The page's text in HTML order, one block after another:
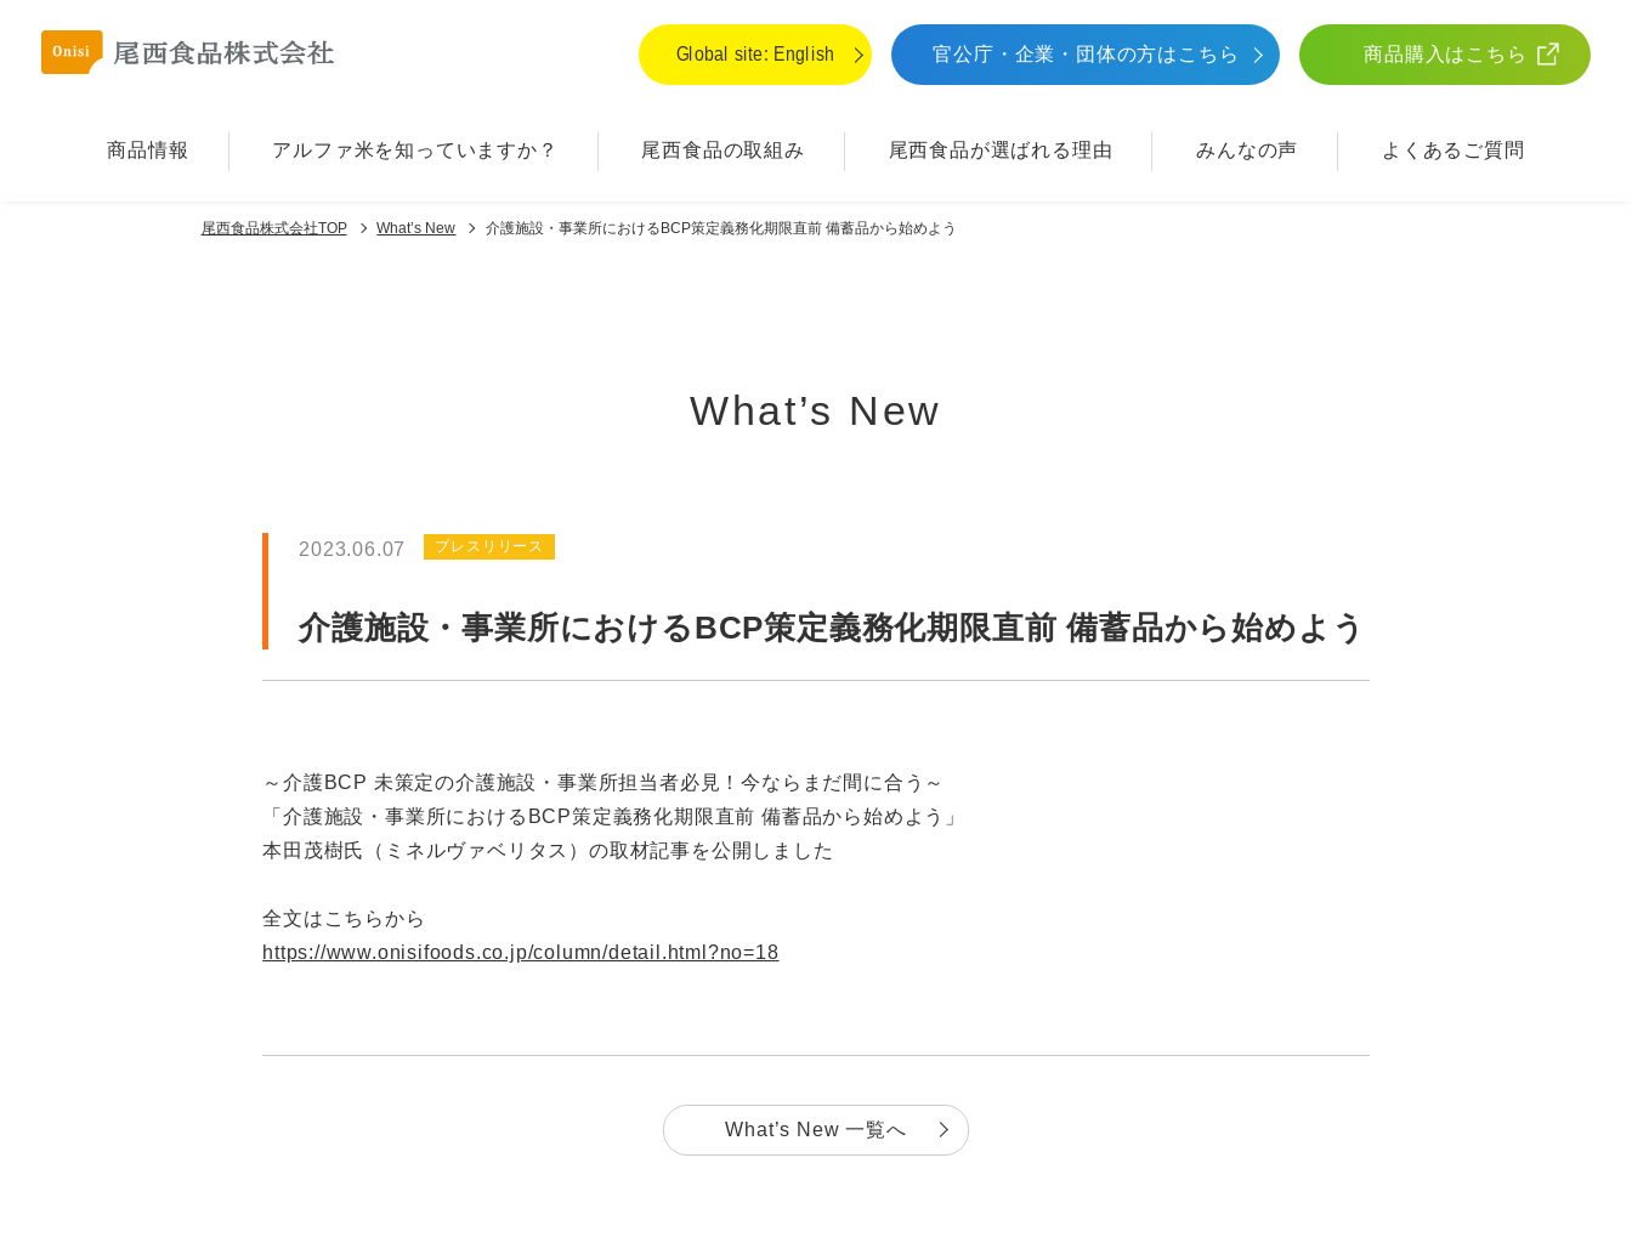
Global site: English 官公庁・企業・団体の方はこちら 商品購入はこちら
商品情報 アルファ⽶を知っていますか？ 尾西食品の取組み 尾西食品が選ばれる理由 みんなの声 よくあるご質問
尾西食品株式会社TOP What’s New 介護施設・事業所におけるBCP策定義務化期限直前 備蓄品から始めよう
What’s New
2023.06.07 プレスリリース
介護施設・事業所におけるBCP策定義務化期限直前 備蓄品から始めよう
～介護BCP 未策定の介護施設・事業所担当者必見！今ならまだ間に合う～
「介護施設・事業所におけるBCP策定義務化期限直前 備蓄品から始めよう」
本田茂樹氏（ミネルヴァベリタス）の取材記事を公開しました
全文はこちらから
https://www.onisifoods.co.jp/column/detail.html?no=18
What’s New 一覧へ